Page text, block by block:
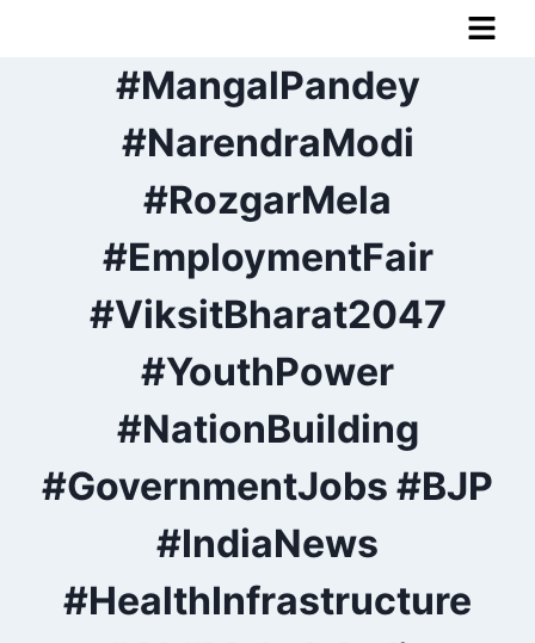
#MangalPandey
#NarendraModi
#RozgarMela
#EmploymentFair
#ViksitBharat2047
#YouthPower
#NationBuilding
#GovernmentJobs #BJP
#IndiaNews
#HealthInfrastructure